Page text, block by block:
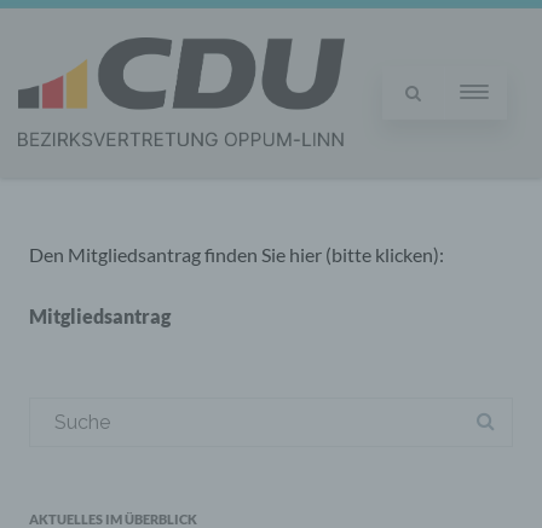
Den Mitgliedsantrag finden Sie hier (bitte klicken):
Mitgliedsantrag
für:
AKTUELLES IM ÜBERBLICK